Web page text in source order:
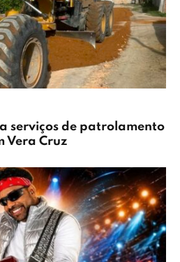
serviços de patrolamento
Vera Cruz